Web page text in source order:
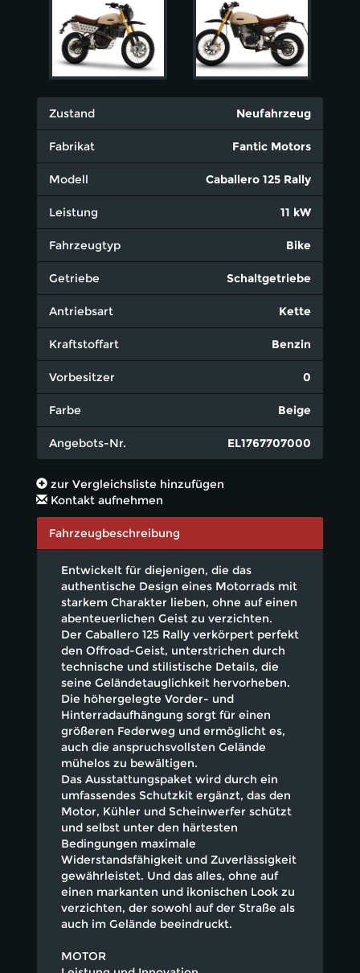
Zustand Neufahrzeug
Fabrikat Fantic Motors
Modell Caballero 125 Rally
Leistung 11 kW
Fahrzeugtyp Bike
Getriebe Schaltgetriebe
Antriebsart Kette
Kraftstoffart Benzin
Vorbesitzer 0
Farbe Beige
Angebots-Nr. EL1767707000
zur Vergleichsliste hinzufügen
Kontakt aufnehmen
Fahrzeugbeschreibung
Entwickelt für diejenigen, die das
authentische Design eines Motorrads mit
starkem Charakter lieben, ohne auf einen
abenteuerlichen Geist zu verzichten.
Der Caballero 125 Rally verkörpert perfekt
den Offroad-Geist, unterstrichen durch
technische und stilistische Details, die
seine Geländetauglichkeit hervorheben.
Die höhergelegte Vorder- und
Hinterradaufhängung sorgt für einen
größeren Federweg und ermöglicht es,
auch die anspruchsvollsten Gelände
mühelos zu bewältigen.
Das Ausstattungspaket wird durch ein
umfassendes Schutzkit ergänzt, das den
Motor, Kühler und Scheinwerfer schützt
und selbst unter den härtesten
Bedingungen maximale
Widerstandsfähigkeit und Zuverlässigkeit
gewährleistet. Und das alles, ohne auf
einen markanten und ikonischen Look zu
verzichten, der sowohl auf der Straße als
auch im Gelände beeindruckt.
MOTOR